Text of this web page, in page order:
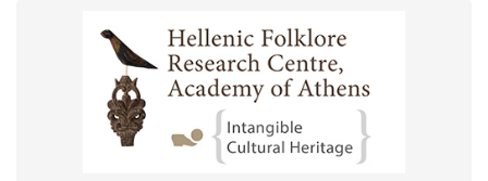
εγώ, πήγε στους παππούδες μου πήγε στους
αγρότες εδώ [στη Βίγλα]